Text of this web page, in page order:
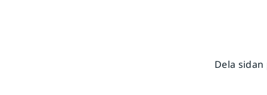
Dela sidan